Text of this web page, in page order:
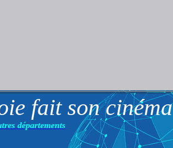
fait son cinéma
départements